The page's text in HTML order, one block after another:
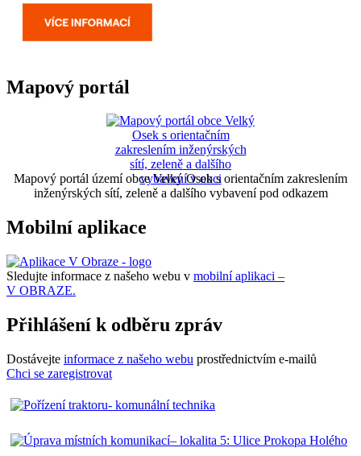
Mapový portál
Mapový portál území obce Velký Osek s orientačním zakreslením
inženýrských sítí, zeleně a dalšího vybavení pod odkazem
Mobilní aplikace
Sledujte informace z našeho webu v mobilní aplikaci –
V OBRAZE.
Přihlášení k odběru zpráv
Dostávejte informace z našeho webu prostřednictvím e-mailů
Chci se zaregistrovat